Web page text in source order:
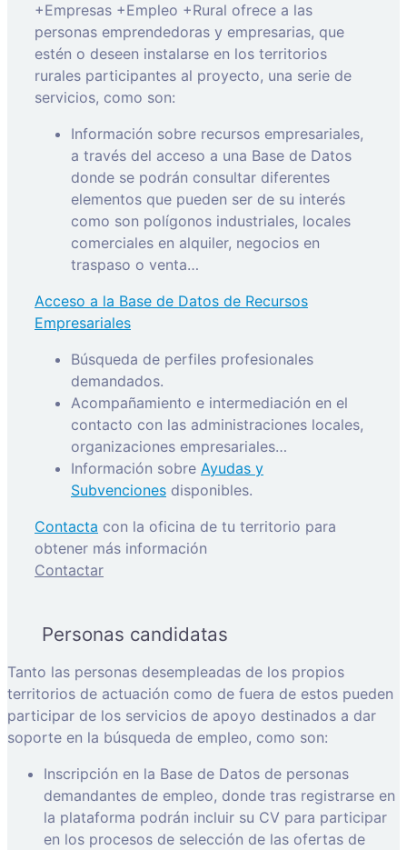
+Empresas +Empleo +Rural ofrece a las
personas emprendedoras y empresarias, que
estén o deseen instalarse en los territorios
rurales participantes al proyecto, una serie de
servicios, como son:
Información sobre recursos empresariales,
a través del acceso a una Base de Datos
donde se podrán consultar diferentes
elementos que pueden ser de su interés
como son polígonos industriales, locales
comerciales en alquiler, negocios en
traspaso o venta…
Acceso a la Base de Datos de Recursos
Empresariales
Búsqueda de perfiles profesionales
demandados.
Acompañamiento e intermediación en el
contacto con las administraciones locales,
organizaciones empresariales…
Información sobre Ayudas y
Subvenciones disponibles.
Contacta con la oficina de tu territorio para
obtener más información
Contactar
Personas candidatas
Tanto las personas desempleadas de los propios
territorios de actuación como de fuera de estos pueden
participar de los servicios de apoyo destinados a dar
soporte en la búsqueda de empleo, como son:
Inscripción en la Base de Datos de personas
demandantes de empleo, donde tras registrarse en
la plataforma podrán incluir su CV para participar
en los procesos de selección de las ofertas de